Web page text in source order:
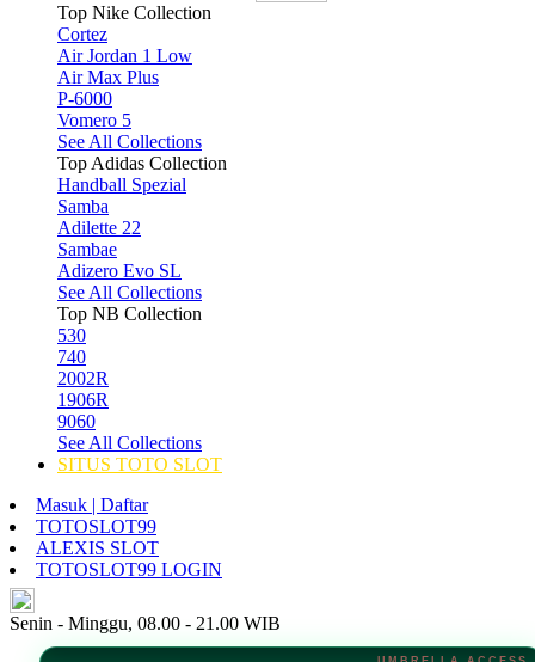
Top Nike Collection
Cortez
Air Jordan 1 Low
Air Max Plus
P-6000
Vomero 5
See All Collections
Top Adidas Collection
Handball Spezial
Samba
Adilette 22
Sambae
Adizero Evo SL
See All Collections
Top NB Collection
530
740
2002R
1906R
9060
See All Collections
SITUS TOTO SLOT
Masuk | Daftar
TOTOSLOT99
ALEXIS SLOT
TOTOSLOT99 LOGIN
Senin - Minggu, 08.00 - 21.00 WIB